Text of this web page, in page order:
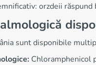
orzdeii
sunt disponibile
Chloramphenicol